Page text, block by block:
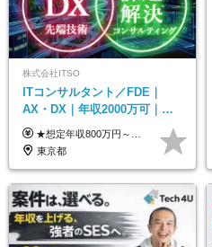
株式会社ITSO
ITコンサルタント／FDE｜
AX・DX｜年収2000万可｜取
引先の9割が大手企業｜残業月
10h｜リモート案件有
★想定年収800万円～最大2000万円可 ★前職給与を考慮 ★ストックオプション付与あり（IPO間近） ★昇給制度あり ┗入社6カ月後に3％以上の昇給があります。その後、業績に合わせて適宜、昇給します。 月給66万円～166.6万円 ※経験、スキルにあわせて相談のうえ決定します。 ※残業手当は残業時間に応じて別途全額支給 ※試用期間6ヶ月（期間中、給与・待遇に差異はありません）
東京都